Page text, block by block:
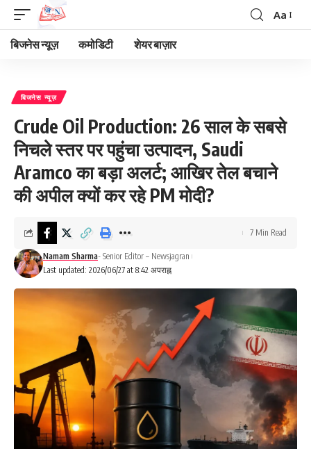
Font
Aa
बिजनेस न्यूज़ कमोडिटी शेयर बाज़ार
बिजनेस न्यूज़
Crude Oil Production: 26 साल के सबसे
निचले स्तर पर पहुंचा उत्पादन, Saudi
Aramco का बड़ा अलर्ट; आखिर तेल बचाने
की अपील क्यों कर रहे PM मोदी?
Last updated: 2026/06/27 at 8:42 अपराह्न
Namam Sharma- Senior Editor – Newsjagran
7 Min Read